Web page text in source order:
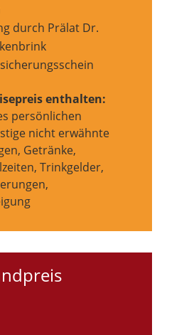
durch Prälat Dr.
enthalten:
persönlichen
nicht erwähnte
Getränke,
Trinkgelder,